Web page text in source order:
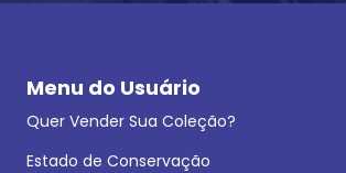
Menu do Usuário
Quer Vender Sua Coleção?
Estado de Conservação